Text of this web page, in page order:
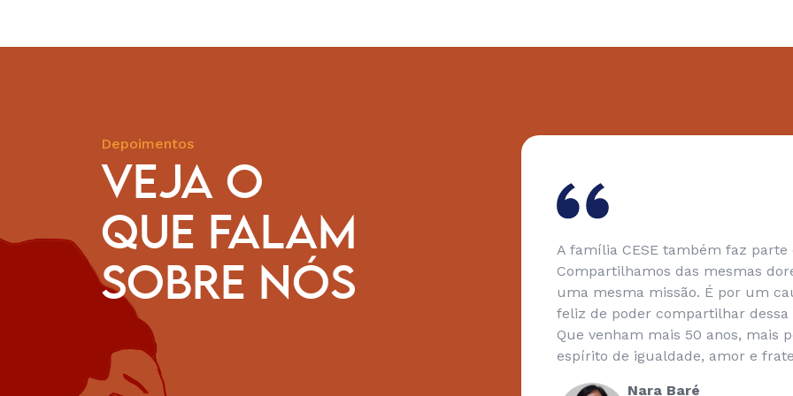
Depoimentos
VEJA O
QUE FALAM
SOBRE NÓS
anos a CESE vem apoiando iniciativas nas comunidades
do Pará. A organização trouxe o empoderamento por meio
e formação para juventude quilombola; tem fortalecido
o empreendedorismo e agricultura familiar. Com o apoio da
os cursos oferecidos na área de incidência política conseguimos
atividades que visibilizem o protagonismo das mulheres
Tudo isso é muito importante para a garantia e a nossa
A família CESE também faz
Compartilhamos das mesmas
uma mesma missão. É por um
feliz de poder compartilhar dessa
Que venham mais 50 anos, mais
espírito de igualdade, amor e
Nara Baré